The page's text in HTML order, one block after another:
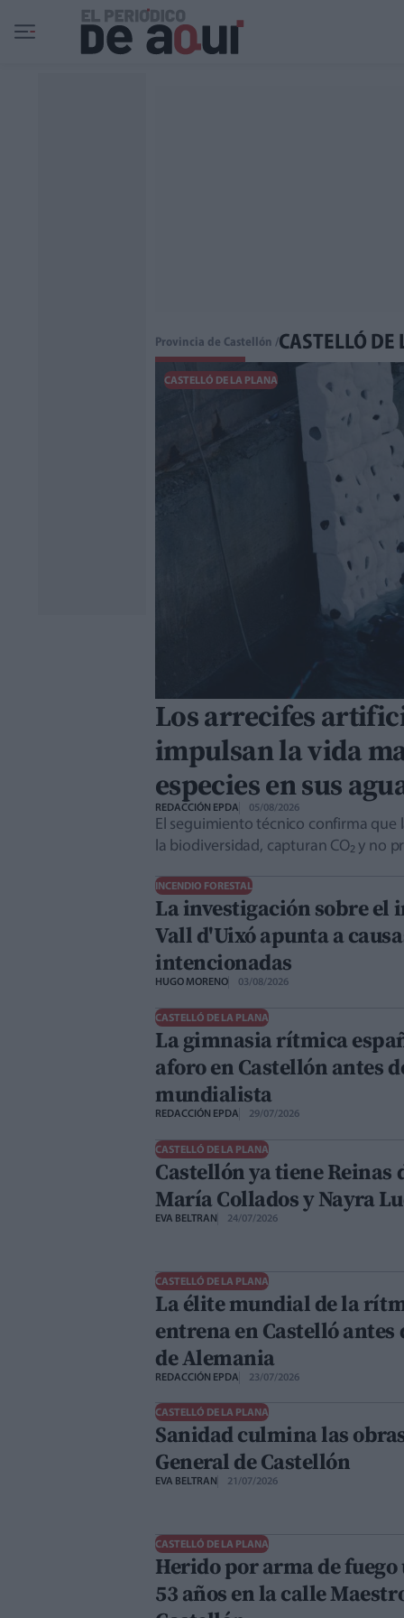
Ir al contenido principal
Provincia de Castellón /CASTELLÓ DE
CASTELLÓ DE LA PLANA
Los arrecifes
impulsan la vida
especies en sus
REDACCIÓN EPDA 05/08/2026
El seguimiento técnico confirma que
la biodiversidad, capturan CO₂ y no
INCENDIO FORESTAL
La investigación sobre el
Vall d'Uixó apunta a
intencionadas
HUGO MORENO 03/08/2026
CASTELLÓ DE LA PLANA
La gimnasia rítmica
aforo en Castellón antes
mundialista
REDACCIÓN EPDA 29/07/2026
CASTELLÓ DE LA PLANA
Castellón ya tiene Reinas
María Collados y Nayra
EVA BELTRAN 24/07/2026
CASTELLÓ DE LA PLANA
La élite mundial de la
entrena en Castelló
de Alemania
REDACCIÓN EPDA 23/07/2026
CASTELLÓ DE LA PLANA
Sanidad culmina las
General de Castellón
EVA BELTRAN 21/07/2026
CASTELLÓ DE LA PLANA
Herido por arma de
53 años en la calle